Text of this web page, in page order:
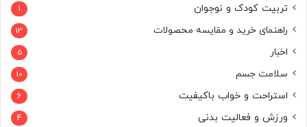
تربیت کودک و نوجوان 1
راهنمای خرید و مقایسه محصولات 13
اخبار 5
سلامت جسم 10
استراحت و خواب باکیفیت 6
ورزش و فعالیت بدنی 4